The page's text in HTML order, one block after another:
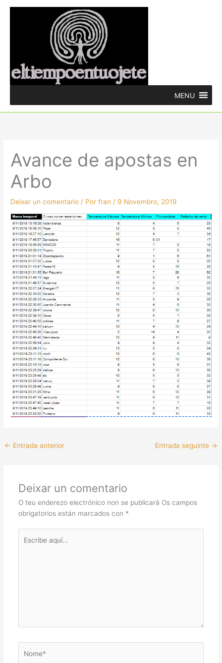
MENU
Avance de apostas en
Arbo
Deixar un comentario / Porfran/ 9 Novembro, 2019
← Entrada anterior Entrada seguinte →
Deixar un comentario
O teu enderezo electrónico non se publicará Os campos
obrigatorios están marcados con *
aquí...